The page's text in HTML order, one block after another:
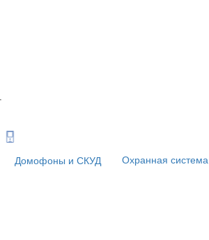
Домофоны и СКУД Охранная система